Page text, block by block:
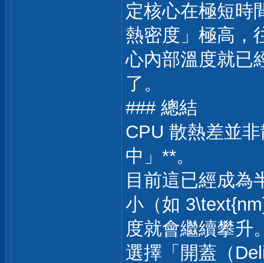
定核心在極短時
熱密度」極高，
心內部溫度就已
了。
### 總結
CPU 散熱差並
中」**。
目前這已經成為
小（如
度就會繼續攀升
選擇「開蓋（